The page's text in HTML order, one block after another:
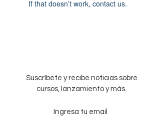
If that doesn’t work, contact us.
Suscríbete y recibe noticias sobre
cursos, lanzamiento y más.